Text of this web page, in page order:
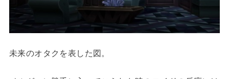
未来のオタクを表した図。